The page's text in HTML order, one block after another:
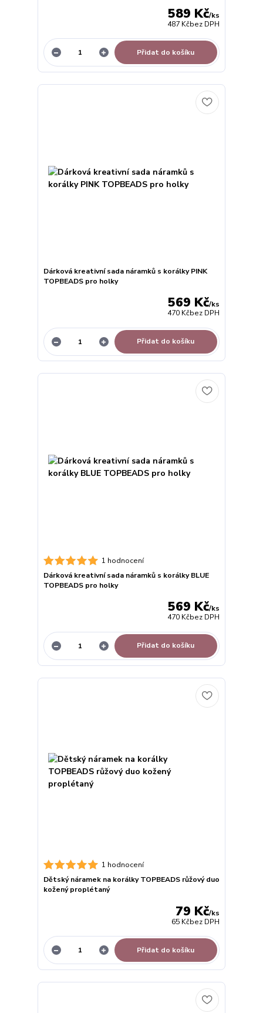
589 Kč/ks
487 Kčbez DPH
Přidat do košíku
Dárková kreativní sada náramků s korálky PINK
TOPBEADS pro holky
569 Kč/ks
470 Kčbez DPH
Přidat do košíku
1 hodnocení
Dárková kreativní sada náramků s korálky BLUE
TOPBEADS pro holky
569 Kč/ks
470 Kčbez DPH
Přidat do košíku
1 hodnocení
Dětský náramek na korálky TOPBEADS růžový duo
kožený proplétaný
79 Kč/ks
65 Kčbez DPH
Přidat do košíku